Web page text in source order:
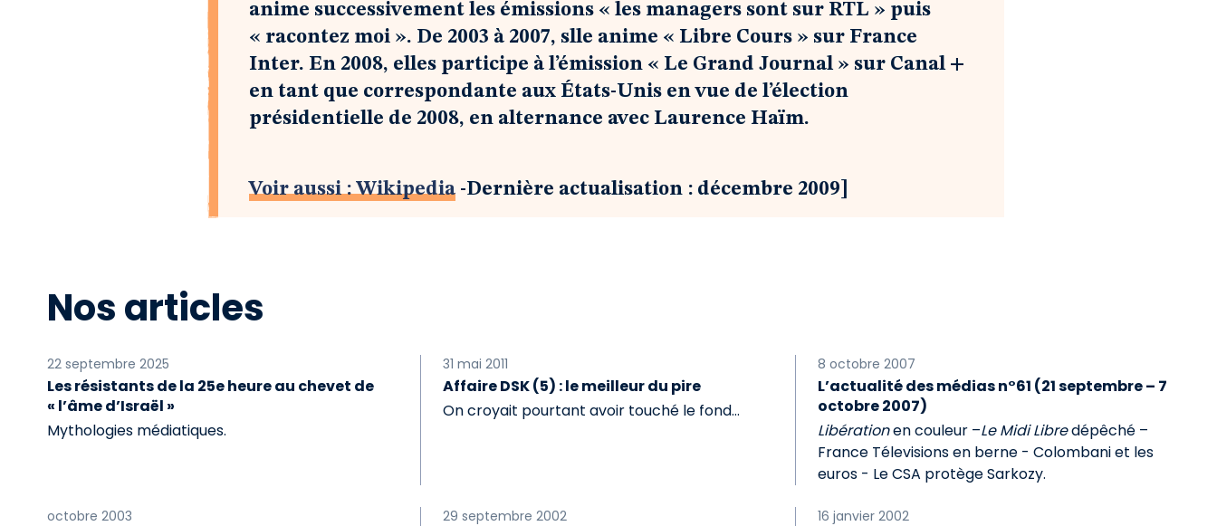
anime successivement les émissions « les managers sont sur RTL » puis
« racontez moi ». De 2003 à 2007, slle anime « Libre Cours » sur France
Inter. En 2008, elles participe à l’émission « Le Grand Journal » sur Canal +
en tant que correspondante aux États-Unis en vue de l’élection
présidentielle de 2008, en alternance avec Laurence Haïm.
Voir aussi : Wikipedia -Dernière actualisation : décembre 2009]
Nos articles
22 septembre 2025
Les résistants de la 25e heure au chevet de
« l’âme d’Israël »
Mythologies médiatiques.
31 mai 2011
Affaire DSK (5) : le meilleur du pire
On croyait pourtant avoir touché le fond…
8 octobre 2007
L’actualité des médias n°61 (21 septembre – 7
octobre 2007)
Libérationen couleur –Le Midi Libredépêché –
France Télevisions en berne - Colombani et les
euros - Le CSA protège Sarkozy.
octobre 2003 29 septembre 2002 16 janvier 2002